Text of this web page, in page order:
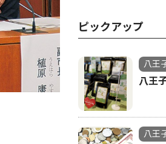
ピックアップ
八王
八王
八王